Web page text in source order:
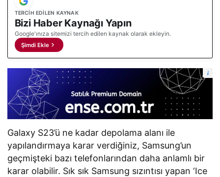
TERCIH EDILEN KAYNAK
Bizi Haber Kaynağı Yapın
Google'ınıza sitemizi tercih edilen kaynak olarak ekleyin.
Şimdi Ekle
i
Galaxy S23’ü ne kadar depolama alanı ile
yapılandırmaya karar verdiğiniz, Samsung’un
geçmişteki bazı telefonlarından daha anlamlı bir
karar olabilir. Sık sık Samsung sızıntısı yapan ‘Ice